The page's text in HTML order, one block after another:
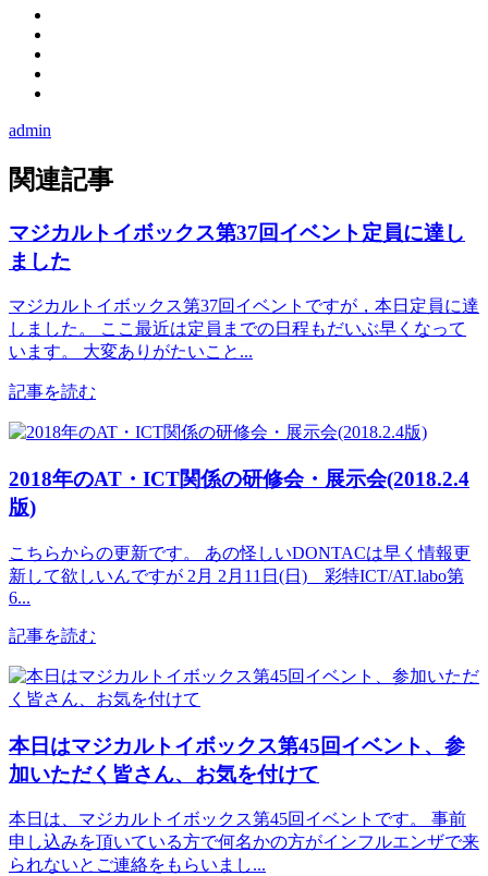
admin
関連記事
マジカルトイボックス第37回イベント定員に達し
ました
マジカルトイボックス第37回イベントですが，本日定員に達
しました。 ここ最近は定員までの日程もだいぶ早くなって
います。 大変ありがたいこと...
記事を読む
2018年のAT・ICT関係の研修会・展示会(2018.2.4
版)
こちらからの更新です。 あの怪しいDONTACは早く情報更
新して欲しいんですが 2月 2月11日(日) 彩特ICT/AT.labo第
6...
記事を読む
本日はマジカルトイボックス第45回イベント、参
加いただく皆さん、お気を付けて
本日は、マジカルトイボックス第45回イベントです。 事前
申し込みを頂いている方で何名かの方がインフルエンザで来
られないとご連絡をもらいまし...